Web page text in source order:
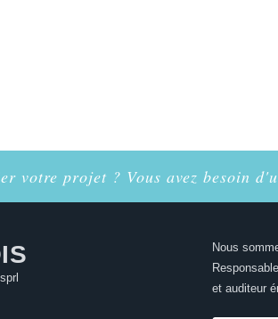
votre projet ? Vous avez besoin
Nous
et auditeur